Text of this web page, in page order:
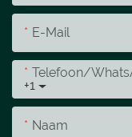
E-Mail
+1
Telefoon/
Naam